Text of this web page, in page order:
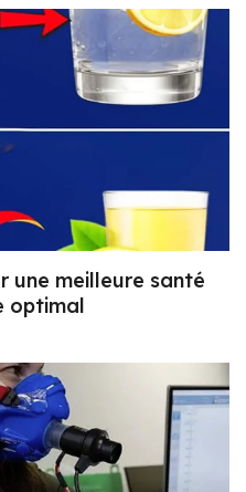
une meilleure santé
optimal